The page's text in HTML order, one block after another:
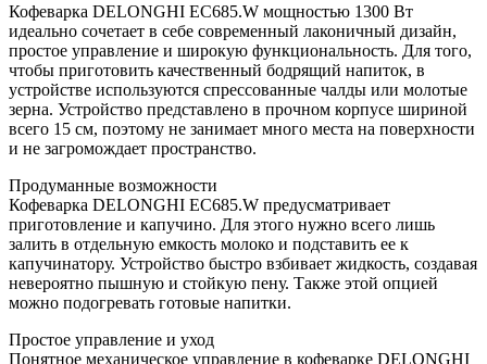
Кофеварка DELONGHI EC685.W мощностью 1300 Вт
идеально сочетает в себе современный лаконичный дизайн,
простое управление и широкую функциональность. Для того,
чтобы приготовить качественный бодрящий напиток, в
устройстве используются спрессованные чалды или молотые
зерна. Устройство представлено в прочном корпусе шириной
всего 15 см, поэтому не занимает много места на поверхности
и не загромождает пространство.
Продуманные возможности
Кофеварка DELONGHI EC685.W предусматривает
приготовление и капучино. Для этого нужно всего лишь
залить в отдельную емкость молоко и подставить ее к
капучинатору. Устройство быстро взбивает жидкость, создавая
невероятно пышную и стойкую пену. Также этой опцией
можно подогревать готовые напитки.
Простое управление и уход
Понятное механическое управление в кофеварке DELONGHI